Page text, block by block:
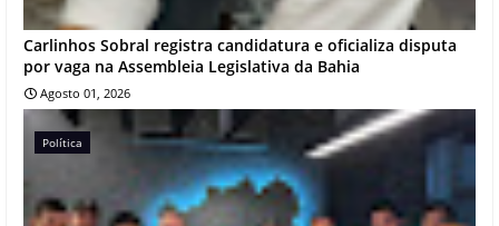
Carlinhos Sobral registra candidatura e oficializa disputa
por vaga na Assembleia Legislativa da Bahia
Agosto 01, 2026
Política